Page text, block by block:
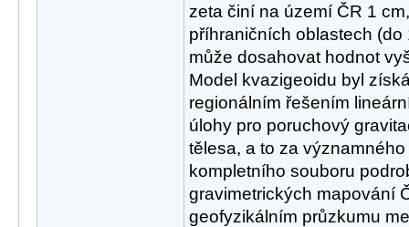
zeta činí na území ČR 1
příhraničních oblastech
může dosahovat hodnot
Model kvazigeoidu byl
regionálním řešením
úlohy pro poruchový
tělesa, a to za
kompletního souboru
gravimetrických mapování
geofyzikálním průzkumu